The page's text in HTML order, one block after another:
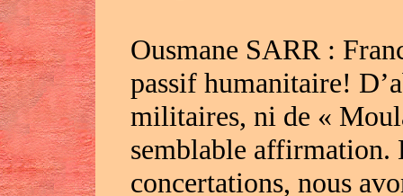
Ousmane SARR :
passif humanitaire!
militaires, ni de «
semblable affirmation.
concertations, nous